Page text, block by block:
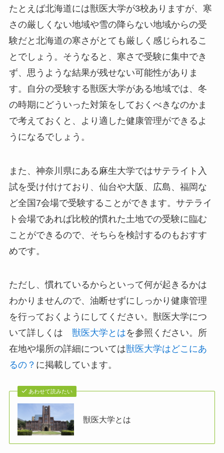
たとえば北海道には獣医大学が3校ありますが、寒
さの厳しくない地域や雪の降らない地域からの受
験だと北海道の寒さがとても厳しく感じられるこ
とでしょう。そうなると、寒さで受験に集中でき
ず、思うような結果が残せない可能性がありま
す。自分の受験する獣医大学がある地域では、冬
の時期にどういった対策をしておくべきなのかま
で考えておくと、より適した健康管理ができるよ
うになるでしょう。
また、神奈川県にある麻生大学ではサテライト入
試を受け付けており、仙台や大阪、広島、福岡な
ど全国7会場で受験することができます。サテライ
ト会場であれば比較的慣れた土地での受験に臨む
ことができるので、そちらを検討するのもおすす
めです。
ただし、慣れているからといって何が起きるかは
わかりませんので、油断せずにしっかり健康管理
を行っておくようにしてください。獣医大学につ
いて詳しくは 獣医大学とはを参照ください。所
在地や場所の詳細については獣医大学はどこにあ
るの？ に掲載しています。
あわせて読みたい
獣医大学とは